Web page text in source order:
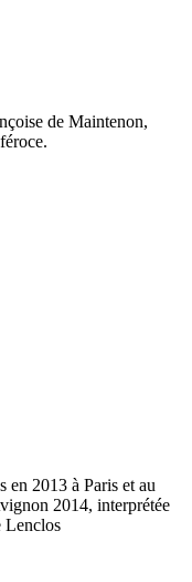
de Maintenon,
en 2013 à Paris et au
2014, interprétée
Lenclos